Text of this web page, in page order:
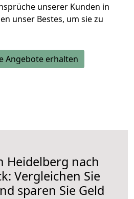
unserer Kunden in
unser Bestes, um sie zu
Angebote erhalten
Heidelberg nach
Vergleichen Sie
sparen Sie Geld